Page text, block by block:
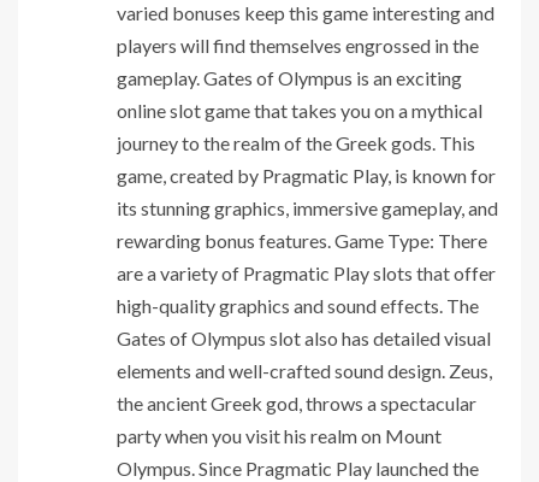
varied bonuses keep this game interesting and
players will find themselves engrossed in the
gameplay. Gates of Olympus is an exciting
online slot game that takes you on a mythical
journey to the realm of the Greek gods. This
game, created by Pragmatic Play, is known for
its stunning graphics, immersive gameplay, and
rewarding bonus features. Game Type: There
are a variety of Pragmatic Play slots that offer
high-quality graphics and sound effects. The
Gates of Olympus slot also has detailed visual
elements and well-crafted sound design. Zeus,
the ancient Greek god, throws a spectacular
party when you visit his realm on Mount
Olympus. Since Pragmatic Play launched the